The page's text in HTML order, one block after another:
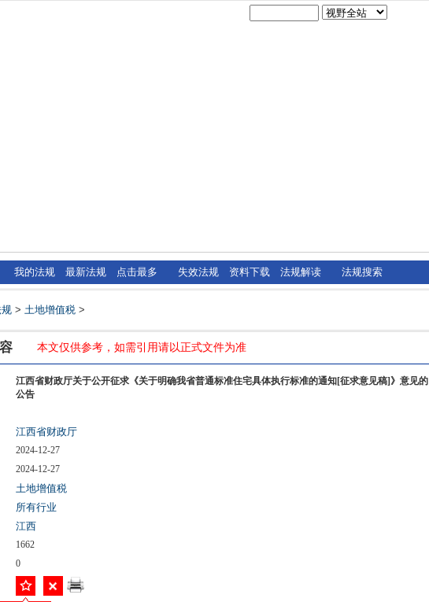
我的法规 最新法规 点击最多 失效法规 资料下载 法规解读 法规搜索
> 土地增值税 >
本文仅供参考，如需引用请以正式文件为准
江西省财政厅关于公开征求《关于明确我省普通标准住宅具体执行标准的通知[征求意见稿]》意见的
公告
江西省财政厅
2024-12-27
2024-12-27
土地增值税
所有行业
江西
1662
0